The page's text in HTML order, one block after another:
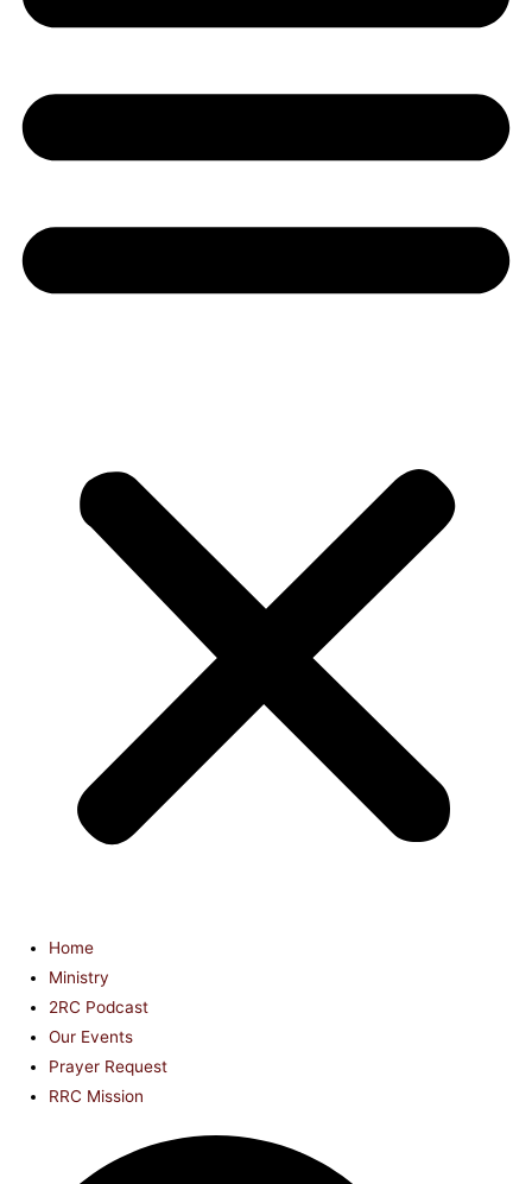
Home
Ministry
2RC Podcast
Our Events
Prayer Request
RRC Mission